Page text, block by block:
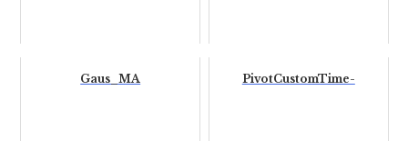
Gaus_MA PivotCustomTime-